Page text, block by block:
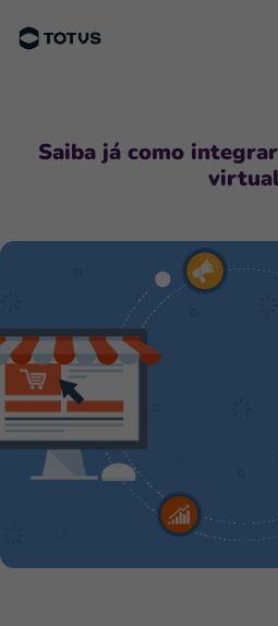
Saiba já como